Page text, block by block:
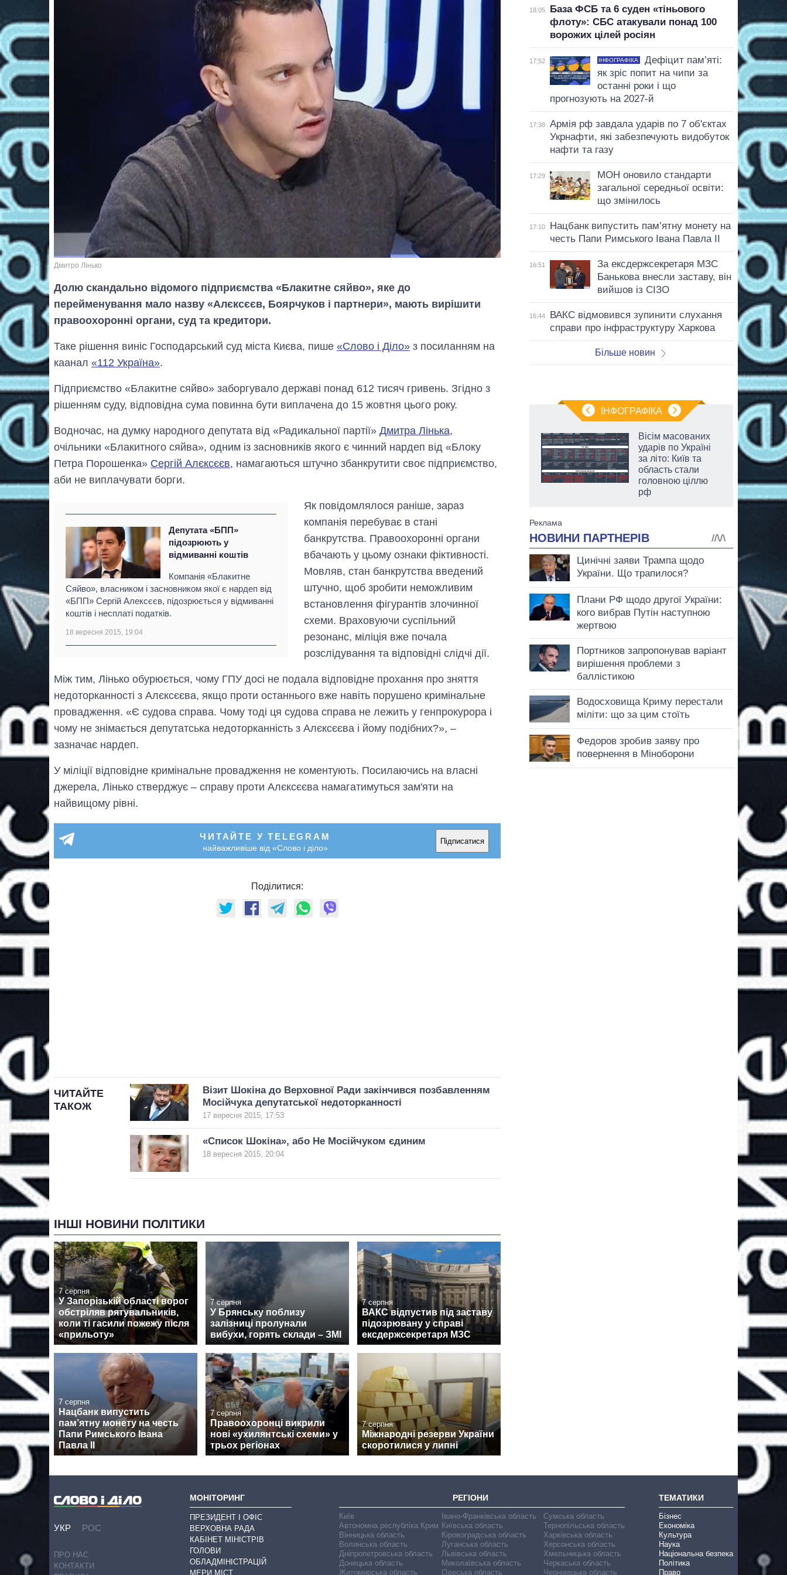
Дмитро Лінько
Долю скандально відомого підприємства «Блакитне сяйво», яке до
перейменування мало назву «Алєксєєв, Боярчуков і партнери», мають вирішити
правоохоронні органи, суд та кредитори.
Таке рішення виніс Господарський суд міста Києва, пише «Слово і Діло» з посиланням на
каанал «112 Україна».
Підприємство «Блакитне сяйво» заборгувало державі понад 612 тисяч гривень. Згідно з
рішенням суду, відповідна сума повинна бути виплачена до 15 жовтня цього року.
Водночас, на думку народного депутата від «Радикальної партії» Дмитра Лінька,
очільники «Блакитного сяйва», одним із засновників якого є чинний нардеп від «Блоку
Петра Порошенка» Сергій Алєксєєв, намагаються штучно збанкрутити своє підприємство,
аби не виплачувати борги.
Депутата «БПП»
підозрюють у
відмиванні коштів
Компанія «Блакитне
Сяйво», власником і засновником якої є нардеп від
«БПП» Сергій Алексєєв, підозрюється у відмиванні
коштів і несплаті податків.
18 вересня 2015, 19:04
Як повідомлялося раніше, зараз
компанія перебуває в стані
банкрутства. Правоохоронні органи
вбачають у цьому ознаки фіктивності.
Мовляв, стан банкрутства введений
штучно, щоб зробити неможливим
встановлення фігурантів злочинної
схеми. Враховуючи суспільний
резонанс, міліція вже почала
розслідування та відповідні слідчі дії.
Між тим, Лінько обурюється, чому ГПУ досі не подала відповідне прохання про зняття
недоторканності з Алєксєєва, якщо проти останнього вже навіть порушено кримінальне
провадження. «Є судова справа. Чому тоді ця судова справа не лежить у генпрокурора і
чому не знімається депутатська недоторканність з Алєксєєва і йому подібних?», –
зазначає нардеп.
У міліції відповідне кримінальне провадження не коментують. Посилаючись на власні
джерела, Лінько стверджує – справу проти Алєксєєва намагатимуться зам'яти на
найвищому рівні.
ЧИТАЙТЕ У TELEGRAM
найважливіше від «Слово і діло»
Підписатися
Поділитися:
ЧИТАЙТЕ
ТАКОЖ
Візит Шокіна до Верховної Ради закінчився позбавленням
Мосійчука депутатської недоторканності
17 вересня 2015, 17:53
«Список Шокіна», або Не Мосійчуком єдиним
18 вересня 2015, 20:04
ІНШІ НОВИНИ ПОЛІТИКИ
7 серпня
У Запорізькій області ворог
обстріляв рятувальників,
коли ті гасили пожежу після
«прильоту»
7 серпня
У Брянську поблизу
залізниці пролунали
вибухи, горять склади – ЗМІ
7 серпня
ВАКС відпустив під заставу
підозрювану у справі
ексдержсекретаря МЗС
7 серпня
Нацбанк випустить
пам’ятну монету на честь
Папи Римського Івана
Павла II
7 серпня
Правоохоронці викрили
нові «ухилянтські схеми» у
трьох регіонах
7 серпня
Міжнародні резерви України
скоротилися у липні
18:05
База ФСБ та 6 суден «тіньового
флоту»: СБС атакували понад 100
ворожих цілей росіян
17:52 ІНФОГРАФІКА
Дефіцит пам’яті:
як зріс попит на чипи за
останні роки і що
прогнозують на 2027-й
17:38
Армія рф завдала ударів по 7 об'єктах
Укрнафти, які забезпечують видобуток
нафти та газу
17:29
МОН оновило стандарти
загальної середньої освіти:
що змінилось
17:10
Нацбанк випустить пам’ятну монету на
честь Папи Римського Івана Павла II
16:51
За ексдержсекретаря МЗС
Банькова внесли заставу, він
вийшов із СІЗО
16:44
ВАКС відмовився зупинити слухання
справи про інфраструктуру Харкова
Більше новин
ІНФОГРАФІКА
Від 1 місяця – до 5
років: хто і як
довго обіймав
посаду керівника
Вісім масованих
ударів по Україні
за літо: Київ та
область стали
головною ціллю
рф
УКР РОС
ПРО НАС
КОНТАКТИ
МОНІТОРИНГ
ПРЕЗИДЕНТ І ОФІС
ВЕРХОВНА РАДА
КАБІНЕТ МІНІСТРІВ
ГОЛОВИ
ОБЛАДМІНІСТРАЦІЙ
МЕРИ МІСТ
РЕГІОНИ
Київ
Автономна республіка Крим
Вінницька область
Волинська область
Дніпропетровська область
Донецька область
Житомирська область
Івано-Франківська область
Київська область
Кіровоградська область
Луганська область
Львівська область
Миколаївська область
Одеська область
Сумська область
Тернопільська область
Харківська область
Херсонська область
Хмельницька область
Черкаська область
Чернівецька область
ТЕМАТИКИ
Бізнес
Економіка
Культура
Наука
Національна безпека
Політика
Право